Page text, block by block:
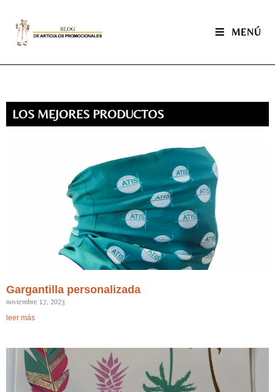
MENÚ
LOS MEJORES PRODUCTOS
Gargantilla personalizada
noviembre 17, 2023
leer más